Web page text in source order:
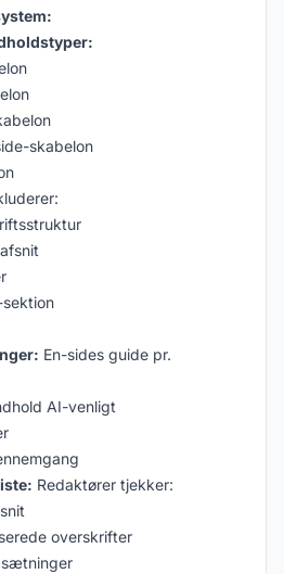
skabelon
sektion
En-sides guide pr.
AI-venligt
Redaktører tjekker:
overskrifter